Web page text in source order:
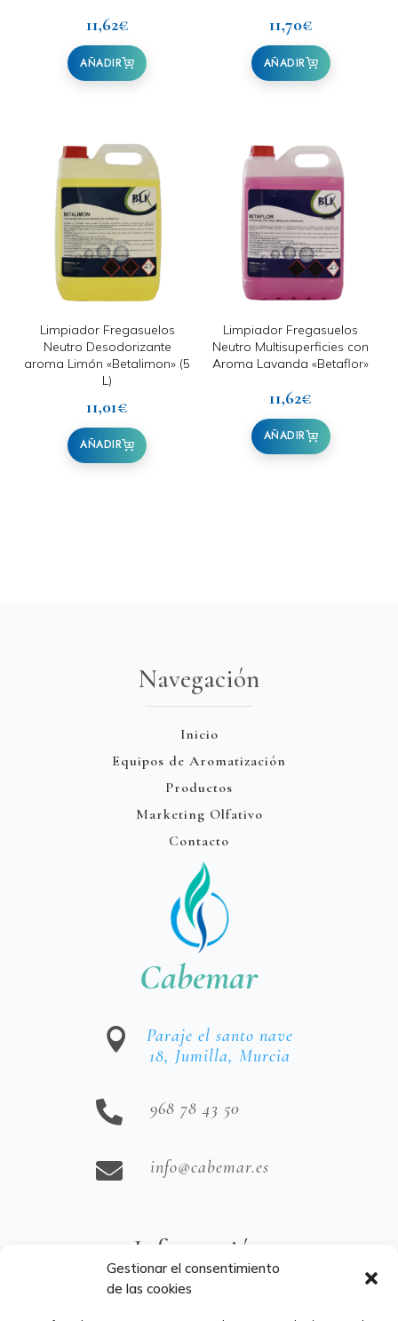
Gestionar el consentimiento
de las cookies
11,62€ 11,70€
Limpiador Fregasuelos
Neutro Desodorizante
aroma Limón «Betalimon» (5
L)
11,01€
Limpiador Fregasuelos
Neutro Multisuperficies con
Aroma Lavanda «Betaflor»
11,62€
Navegación
Inicio
Equipos de Aromatización
Productos
Marketing Olfativo
Contacto
Cabemar

Paraje el santo nave
18, Jumilla, Murcia
 968 78 43 50
 info@cabemar.es
Información